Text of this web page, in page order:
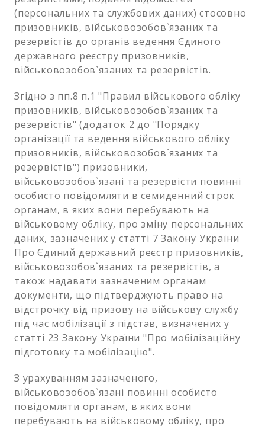
(персональних та службових даних) стосовно
призовників, військовозобов`язаних та
резервістів до органів ведення Єдиного
державного реєстру призовників,
військовозобов`язаних та резервістів.
Згідно з пп.8 п.1 "Правил військового обліку
призовників, військовозобов`язаних та
резервістів" (додаток 2 до "Порядку
організації та ведення військового обліку
призовників, військовозобов`язаних та
резервістів") призовники,
військовозобов`язані та резервісти повинні
особисто повідомляти в семиденний строк
органам, в яких вони перебувають на
військовому обліку, про зміну персональних
даних, зазначених у статті 7 Закону України
Про Єдиний державний реєстр призовників,
військовозобов`язаних та резервістів, а
також надавати зазначеним органам
документи, що підтверджують право на
відстрочку від призову на військову службу
під час мобілізації з підстав, визначених у
статті 23 Закону України "Про мобілізаційну
підготовку та мобілізацію".
З урахуванням зазначеного,
військовозобов`язані повинні особисто
повідомляти органам, в яких вони
перебувають на військовому обліку, про